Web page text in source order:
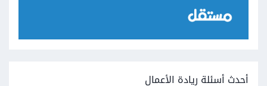
أحدث أسئلة ريادة الأعمال